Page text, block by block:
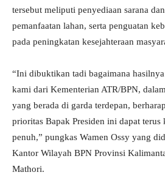
tersebut meliputi penyediaan sarana
pemanfaatan lahan, serta penguatan
pada peningkatan kesejahteraan
“Ini dibuktikan tadi bagaimana
kami dari Kementerian ATR/BPN,
yang berada di garda terdepan,
prioritas Bapak Presiden ini dapat terus
penuh,” pungkas Wamen Ossy yang
Kantor Wilayah BPN Provinsi
Mathori.